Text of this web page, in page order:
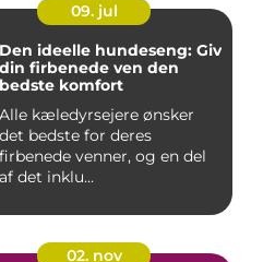
09. jul
Den ideelle hundeseng: Giv
din firbenede ven den
bedste komfort
Alle kæledyrsejere ønsker
det bedste for deres
firbenede venner, og en del
af det inklu...
02. nov